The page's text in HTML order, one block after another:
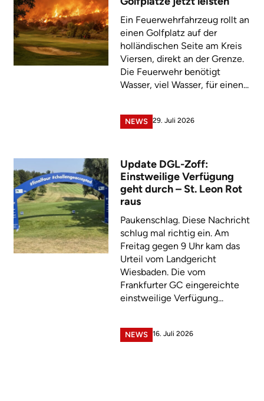
Ein Feuerwehrfahrzeug rollt an
einen Golfplatz auf der
holländischen Seite am Kreis
Viersen, direkt an der Grenze.
Die Feuerwehr benötigt
Wasser, viel Wasser, für einen...
NEWS 29. Juli 2026
Update DGL-Zoff:
Einstweilige Verfügung
geht durch – St. Leon Rot
raus
Paukenschlag. Diese Nachricht
schlug mal richtig ein. Am
Freitag gegen 9 Uhr kam das
Urteil vom Landgericht
Wiesbaden. Die vom
Frankfurter GC eingereichte
einstweilige Verfügung...
NEWS 16. Juli 2026